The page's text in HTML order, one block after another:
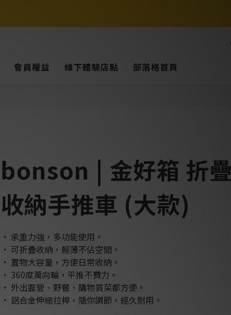
會員權益 線下體驗店點 部落格首頁
bonson | 金好箱 折疊
收納手推車 (大款)
• 承重力強，多功能使用。
• 可折疊收納，輕薄不佔空間。
• 置物大容量，方便日常收納。
• 360度萬向輪，平推不費力。
• 外出露營、野餐、購物買菜都方便。
• 鋁合金伸縮拉桿，隨你調節，經久耐用。